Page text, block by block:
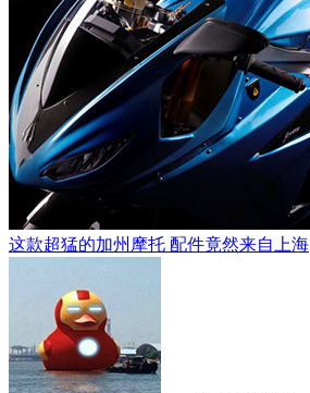
这款超猛的加州摩托 配件竟然来自上海